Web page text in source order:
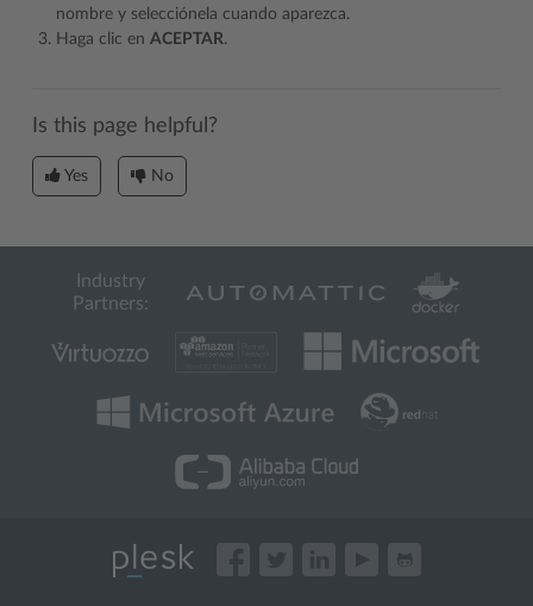
nombre y selecciónela cuando aparezca.
Haga clic en ACEPTAR.
Is this page helpful?
Yes No
Industry
Partners: